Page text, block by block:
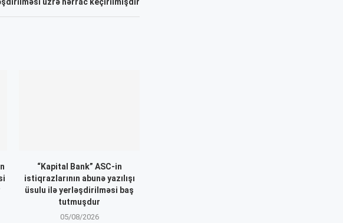
üzrə hərrac keçirilmişdir
“Kapital Bank” ASC-in
istiqrazlarının abunə yazılışı
üsulu ilə yerləşdirilməsi baş
tutmuşdur
05/08/2026